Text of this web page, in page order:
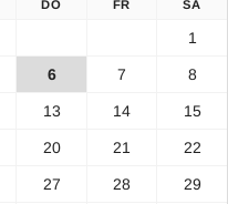
DO FR SA
1
6 7 8
13 14 15
20 21 22
27 28 29